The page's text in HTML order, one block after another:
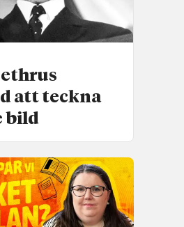
att teckna
bild